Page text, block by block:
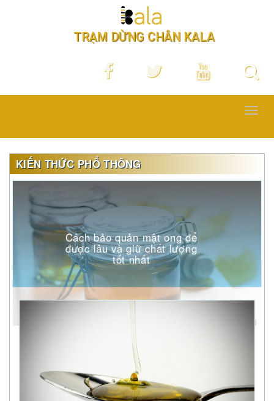
TRẠM DỪNG CHÂN KALA
KIẾN THỨC PHỔ THÔNG
Cách bảo quản mật ong để
được lâu và giữ chất lượng
tốt nhất